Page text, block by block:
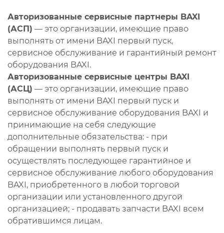
Авторизованные сервисные партнеры BAXI
(АСП) — это организации, имеющие право
выполнять от имени BAXI первый пуск,
сервисное обслуживание и гарантийный ремонт
оборудования BAXI.
Авторизованные сервисные центры BAXI
(АСЦ) — это организации, имеющие право
выполнять от имени BAXI первый пуск и
сервисное обслуживание оборудования BAXI и
принимающие на себя следующие
дополнительные обязательства: - при
обращении выполнять первый пуск и
осуществлять последующее гарантийное и
сервисное обслуживание любого оборудования
BAXI, приобретенного в любой торговой
организации или установленного другой
организацией; - продавать запчасти BAXI всем
обратившимся лицам.